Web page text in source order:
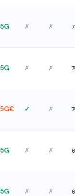
5G ✗ ✗
5G ✗ ✗
5G€ ✓ ✗
5G ✗ ✗
5G ✗ ✗